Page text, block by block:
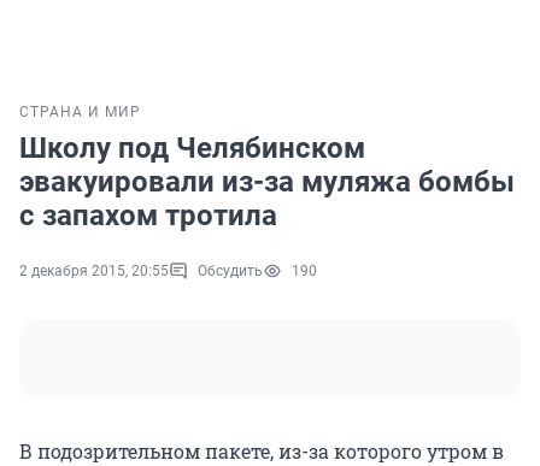
СТРАНА И МИР
Школу под Челябинском
эвакуировали из-за муляжа бомбы
с запахом тротила
2 декабря 2015, 20:55 Обсудить 190
В подозрительном пакете, из-за которого утром в